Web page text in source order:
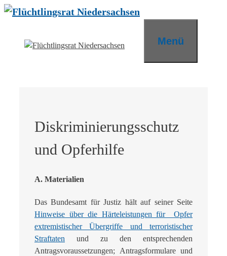
Zum
Menü
Diskriminierungsschutz
und Opferhilfe
A. Materialien
Das Bundesamt für Justiz hält auf seiner Seite
Hinweise über die Härteleistungen für Opfer
extremistischer Übergriffe und terroristischer
Straftaten und zu den entsprechenden
Antragsvoraussetzungen; Antragsformulare und